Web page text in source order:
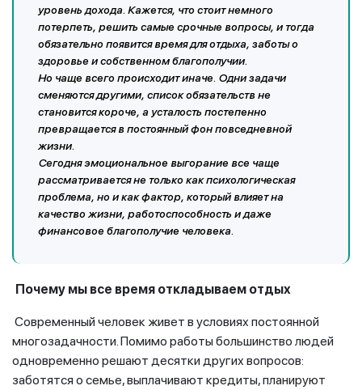
уровень дохода. Кажется, что стоит немного
потерпеть, решить самые срочные вопросы, и тогда
обязательно появится время для отдыха, заботы о
здоровье и собственном благополучии.
Но чаще всего происходит иначе. Одни задачи
сменяются другими, список обязательств не
становится короче, а усталость постепенно
превращается в постоянный фон повседневной
жизни.
Сегодня эмоциональное выгорание все чаще
рассматривается не только как психологическая
проблема, но и как фактор, который влияет на
качество жизни, работоспособность и даже
финансовое благополучие человека.
Почему мы все время откладываем отдых
Современный человек живет в условиях постоянной
многозадачности. Помимо работы большинство людей
одновременно решают десятки других вопросов:
заботятся о семье, выплачивают кредиты, планируют